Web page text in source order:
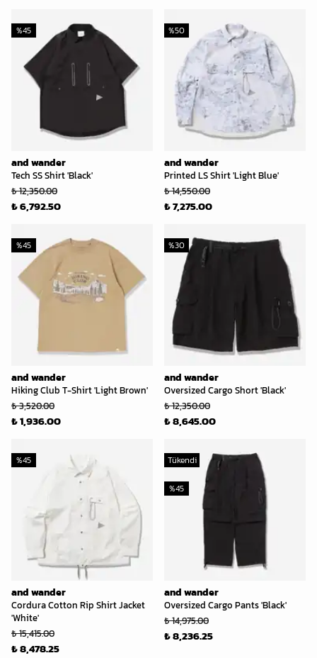
and wander
Tech SS Shirt 'Black'
%45
₺ 12,350.00
₺ 6,792.50
and wander
Printed LS Shirt 'Light Blue'
%50
₺ 14,550.00
₺ 7,275.00
and wander
Hiking Club T-Shirt 'Light Brown'
%45
₺ 3,520.00
₺ 1,936.00
and wander
Oversized Cargo Short 'Black'
%30
₺ 12,350.00
₺ 8,645.00
and wander
Cordura Cotton Rip Shirt Jacket
'White'
%45
₺ 15,415.00
₺ 8,478.25
Tükendi
and wander
Oversized Cargo Pants 'Black'
%45
₺ 14,975.00
₺ 8,236.25